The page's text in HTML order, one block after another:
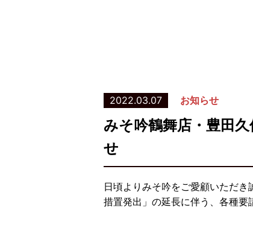
2022.03.07 お知らせ
みそ吟鶴舞店・豊田
せ
日頃よりみそ吟をご愛顧いただ
措置発出」の延長に伴う、各種